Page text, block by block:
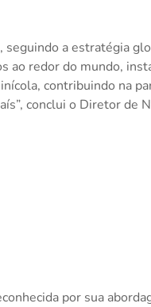
seguindo a estratégia
ao redor do mundo,
contribuindo na
conclui o Diretor de
por sua